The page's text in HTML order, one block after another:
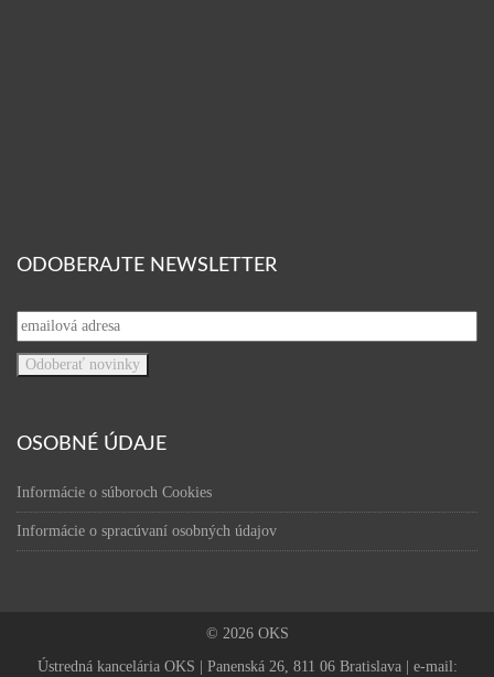
ODOBERAJTE NEWSLETTER
OSOBNÉ ÚDAJE
Informácie o súboroch Cookies
Informácie o spracúvaní osobných údajov
© 2026 OKS
Ústredná kancelária OKS | Panenská 26, 811 06 Bratislava | e-mail: